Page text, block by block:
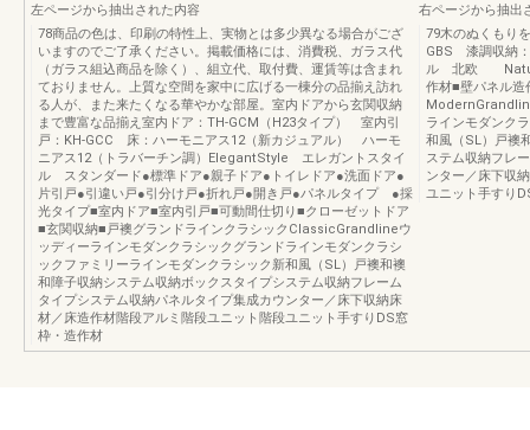
左ページから抽出された内容
78商品の色は、印刷の特性上、実物とは多少異なる場合がござ
いますのでご了承ください。掲載価格には、消費税、ガラス代
（ガラス組込商品を除く）、組立代、取付費、運賃等は含まれ
ておりません。上質な空間を家中に広げる一棟分の品揃え訪れ
る人が、また来たくなる華やかな部屋。室内ドアから玄関収納
まで豊富な品揃え室内ドア：TH-GCM（H23タイプ） 室内引
戸：KH-GCC 床：ハーモニアス12（新カジュアル） ハーモ
ニアス12（トラバーチン調）ElegantStyle エレガントスタイ
ル スタンダード●標準ドア●親子ドア●トイレドア●洗面ドア●
片引戸●引違い戸●引分け戸●折れ戸●開き戸●パネルタイプ ●採
光タイプ■室内ドア■室内引戸■可動間仕切り■クローゼットドア
■玄関収納■戸襖グランドラインクラシックClassicGrandlineウ
ッディーラインモダンクラシックグランドラインモダンクラシ
ックファミリーラインモダンクラシック新和風（SL）戸襖和襖
和障子収納システム収納ボックスタイプシステム収納フレーム
タイプシステム収納パネルタイプ集成カウンター／床下収納床
材／床造作材階段アルミ階段ユニット階段ユニット手すりDS窓
枠・造作材
右ページから抽出
79木のぬくもり
GBS 漆調収納
ル 北欧
作材■壁パネル造
ラインモダンク
和風（SL）戸襖
ステム収納フレ
ンター／床下収
ユニット手すり